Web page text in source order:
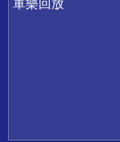
軍樂回放